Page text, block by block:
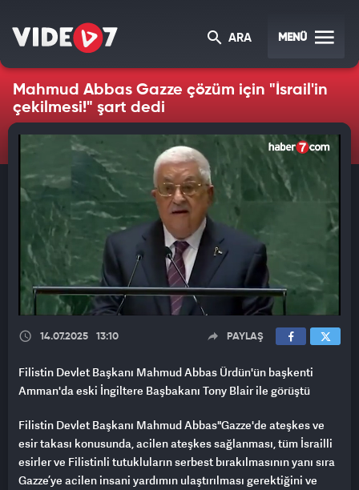
ARA MENÜ
Mahmud Abbas Gazze çözüm için "İsrail'in
çekilmesi!" şart dedi
14.07.2025 13:10 PAYLAŞ
Filistin Devlet Başkanı Mahmud Abbas Ürdün'ün başkenti
Amman'da eski İngiltere Başbakanı Tony Blair ile görüştü
Filistin Devlet Başkanı Mahmud Abbas"Gazze'de ateşkes ve
esir takası konusunda, acilen ateşkes sağlanması, tüm İsrailli
esirler ve Filistinli tutukluların serbest bırakılmasının yanı sıra
Gazze’ye acilen insani yardımın ulaştırılması gerektiğini ve